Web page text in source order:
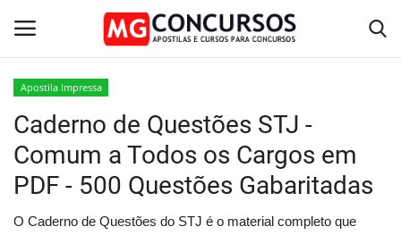
Home
Apostilas PDF
Apostila Impressa
Apostila Impressa
Caderno de Questões STJ -
Comum a Todos os Cargos em
PDF - 500 Questões Gabaritadas
O Caderno de Questões do STJ é o material completo que